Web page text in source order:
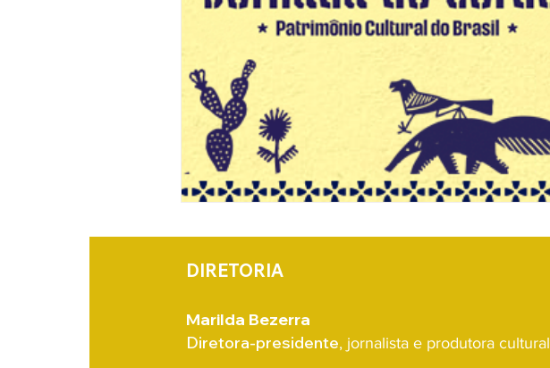
DIRETORIA
Marilda Bezerra
Diretora-presidente, jornalista e produtora cultural